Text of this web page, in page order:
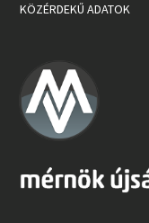
KÖZÉRDEKŰ ADATOK